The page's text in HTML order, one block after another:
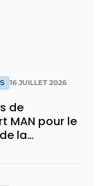
16 JUILLET 2026
de
MAN pour le
la